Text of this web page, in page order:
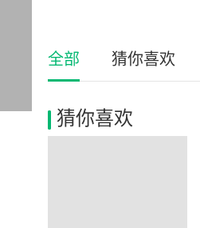
全部 猜你喜欢
猜你喜欢